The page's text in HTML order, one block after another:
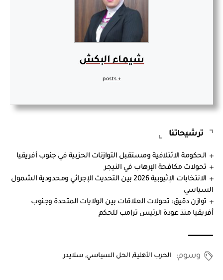
شيماء البكش
ترشيحاتنا
الحكومة الائتلافية ومستقبل التوازنات الحزبية في جنوب أفريقيا
تحولات مكافحة الإرهاب في النيجر
الانتخابات الإثيوبية 2026 بين التحديث الإجرائي ومحدودية الشمول
السياسي
توازن دقيق: تحولات العلاقات بين الولايات المتحدة وجنوب
أفريقيا منذ عودة الرئيس ترامب للحكم
وسوم: الحرب الأهلية,الحل السياسي,سلايدر